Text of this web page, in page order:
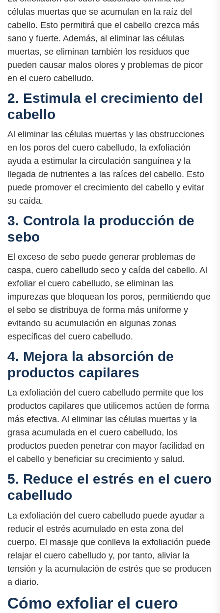
células muertas que se acumulan en la raíz del
cabello. Esto permitirá que el cabello crezca más
sano y fuerte. Además, al eliminar las células
muertas, se eliminan también los residuos que
pueden causar malos olores y problemas de picor
en el cuero cabelludo.
2. Estimula el crecimiento del
cabello
Al eliminar las células muertas y las obstrucciones
en los poros del cuero cabelludo, la exfoliación
ayuda a estimular la circulación sanguínea y la
llegada de nutrientes a las raíces del cabello. Esto
puede promover el crecimiento del cabello y evitar
su caída.
3. Controla la producción de
sebo
El exceso de sebo puede generar problemas de
caspa, cuero cabelludo seco y caída del cabello. Al
exfoliar el cuero cabelludo, se eliminan las
impurezas que bloquean los poros, permitiendo que
el sebo se distribuya de forma más uniforme y
evitando su acumulación en algunas zonas
específicas del cuero cabelludo.
4. Mejora la absorción de
productos capilares
La exfoliación del cuero cabelludo permite que los
productos capilares que utilicemos actúen de forma
más efectiva. Al eliminar las células muertas y la
grasa acumulada en el cuero cabelludo, los
productos pueden penetrar con mayor facilidad en
el cabello y beneficiar su crecimiento y salud.
5. Reduce el estrés en el cuero
cabelludo
La exfoliación del cuero cabelludo puede ayudar a
reducir el estrés acumulado en esta zona del
cuerpo. El masaje que conlleva la exfoliación puede
relajar el cuero cabelludo y, por tanto, aliviar la
tensión y la acumulación de estrés que se producen
a diario.
Cómo exfoliar el cuero